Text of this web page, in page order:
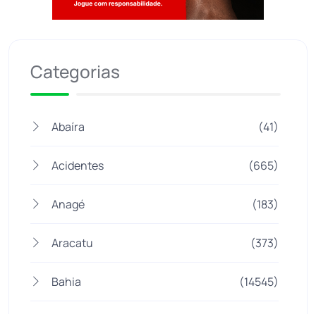
Categorias
Abaíra (41)
Acidentes (665)
Anagé (183)
Aracatu (373)
Bahia (14545)